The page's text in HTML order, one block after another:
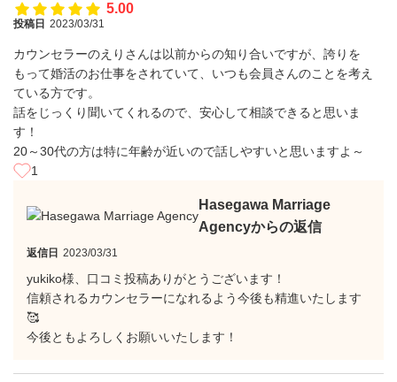
5.00
投稿日 2023/03/31
カウンセラーのえりさんは以前からの知り合いですが、誇りを
もって婚活のお仕事をされていて、いつも会員さんのことを考え
ている方です。
話をじっくり聞いてくれるので、安心して相談できると思いま
す！
20～30代の方は特に年齢が近いので話しやすいと思いますよ～
1
Hasegawa Marriage
Agencyからの返信
返信日 2023/03/31
yukiko様、口コミ投稿ありがとうございます！
信頼されるカウンセラーになれるよう今後も精進いたします
🥰
今後ともよろしくお願いいたします！